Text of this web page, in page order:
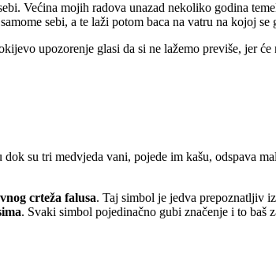
Većina mojih radova unazad nekoliko godina
sebi, a te laži potom baca na vatru na kojoj se
upozorenje glasi da si ne lažemo previše, jer će
su tri medvjeda vani, pojede im kašu, odspava
crteža falusa. Taj simbol je jedva prepoznatljiv
. Svaki simbol pojedinačno gubi značenje i to baš